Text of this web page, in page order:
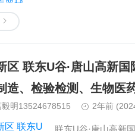
区 联东U谷·唐山高新
造、检验检测、生物医
明13524678515 2年前
联东U谷·唐山高新